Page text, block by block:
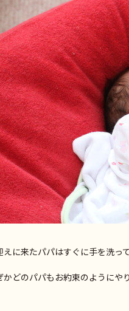
えに来たパパはすぐに手を洗っ
かどのパパもお約束のようにや